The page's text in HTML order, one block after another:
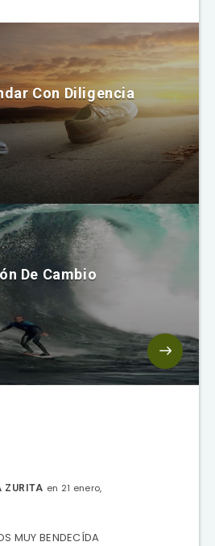
Con Diligencia
De Cambio
ZURITA en 21 enero,
MUY BENDECÍDA